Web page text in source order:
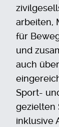
arbeiten,
für
und
auch
Sport-
gezielten
inklusive